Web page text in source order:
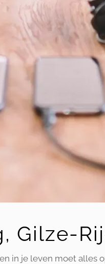
Gilze-
in je leven moet alles